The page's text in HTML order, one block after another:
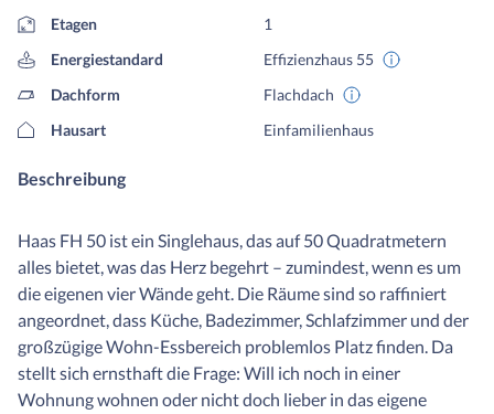
Etagen
1
Energiestandard
Effizienzhaus 55
Dachform
Flachdach
Hausart
Einfamilienhaus
Beschreibung
Haas FH 50 ist ein Singlehaus, das auf 50 Quadratmetern
alles bietet, was das Herz begehrt – zumindest, wenn es um
die eigenen vier Wände geht. Die Räume sind so raffiniert
angeordnet, dass Küche, Badezimmer, Schlafzimmer und der
großzügige Wohn-Essbereich problemlos Platz finden. Da
stellt sich ernsthaft die Frage: Will ich noch in einer
Wohnung wohnen oder nicht doch lieber in das eigene